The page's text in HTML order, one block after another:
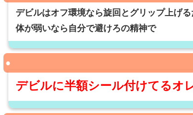
デビルはオフ環境なら旋回とグリップ上げ
体が弱いなら自分で避けろの精神で
デビルに半額シール付けてるオ